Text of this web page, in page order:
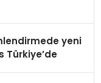
yeni
Türkiye’de